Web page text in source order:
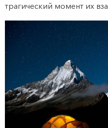
трагический момент их